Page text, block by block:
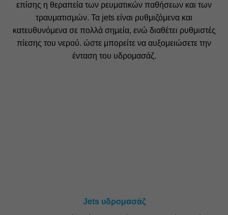
επίσης η θεραπεία των ρευματικών παθήσεων και των
τραυματισμών. Τα jets είναι ρυθμιζόμενα και
κατευθυνόμενα σε πολλά σημεία, ενώ διαθέτει ρυθμιστές
πίεσης του νερού. ώστε μπορείτε να αυξομειώσετε την
ένταση του υδρομασάζ.
Jets υδρομασάζ